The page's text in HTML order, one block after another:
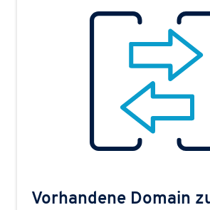
Vorhandene Domain